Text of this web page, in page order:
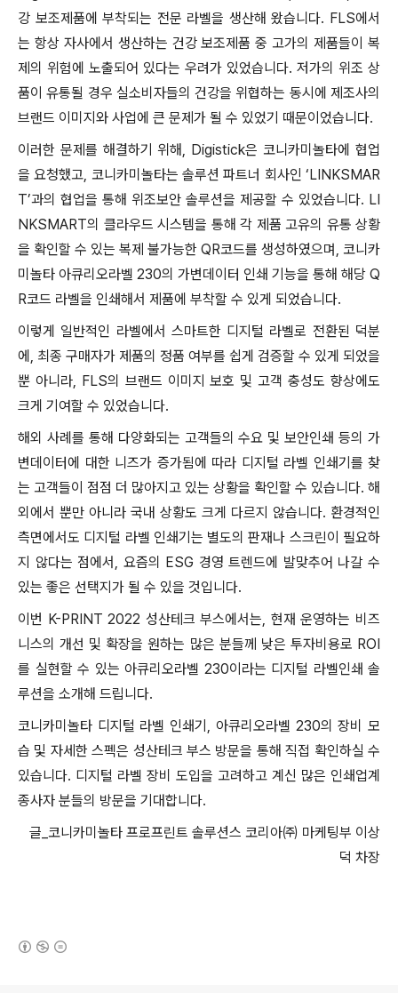
강 보조제품에 부착되는 전문 라벨을 생산해 왔습니다. FLS에서
는 항상 자사에서 생산하는 건강 보조제품 중 고가의 제품들이 복
제의 위험에 노출되어 있다는 우려가 있었습니다. 저가의 위조 상
품이 유통될 경우 실소비자들의 건강을 위협하는 동시에 제조사의
브랜드 이미지와 사업에 큰 문제가 될 수 있었기 때문이었습니다.
이러한 문제를 해결하기 위해, Digistick은 코니카미놀타에 협업
을 요청했고, 코니카미놀타는 솔루션 파트너 회사인 ‘LINKSMAR
T’과의 협업을 통해 위조보안 솔루션을 제공할 수 있었습니다. LI
NKSMART의 클라우드 시스템을 통해 각 제품 고유의 유통 상황
을 확인할 수 있는 복제 불가능한 QR코드를 생성하였으며, 코니카
미놀타 아큐리오라벨 230의 가변데이터 인쇄 기능을 통해 해당 Q
R코드 라벨을 인쇄해서 제품에 부착할 수 있게 되었습니다.
이렇게 일반적인 라벨에서 스마트한 디지털 라벨로 전환된 덕분
에, 최종 구매자가 제품의 정품 여부를 쉽게 검증할 수 있게 되었을
뿐 아니라, FLS의 브랜드 이미지 보호 및 고객 충성도 향상에도
크게 기여할 수 있었습니다.
해외 사례를 통해 다양화되는 고객들의 수요 및 보안인쇄 등의 가
변데이터에 대한 니즈가 증가됨에 따라 디지털 라벨 인쇄기를 찾
는 고객들이 점점 더 많아지고 있는 상황을 확인할 수 있습니다. 해
외에서 뿐만 아니라 국내 상황도 크게 다르지 않습니다. 환경적인
측면에서도 디지털 라벨 인쇄기는 별도의 판재나 스크린이 필요하
지 않다는 점에서, 요즘의 ESG 경영 트렌드에 발맞추어 나갈 수
있는 좋은 선택지가 될 수 있을 것입니다.
이번 K-PRINT 2022 성산테크 부스에서는, 현재 운영하는 비즈
니스의 개선 및 확장을 원하는 많은 분들께 낮은 투자비용로 ROI
를 실현할 수 있는 아큐리오라벨 230이라는 디지털 라벨인쇄 솔
루션을 소개해 드립니다.
코니카미놀타 디지털 라벨 인쇄기, 아큐리오라벨 230의 장비 모
습 및 자세한 스펙은 성산테크 부스 방문을 통해 직접 확인하실 수
있습니다. 디지털 라벨 장비 도입을 고려하고 계신 많은 인쇄업계
종사자 분들의 방문을 기대합니다.
글_코니카미놀타 프로프린트 솔루션스 코리아㈜ 마케팅부 이상
덕 차장